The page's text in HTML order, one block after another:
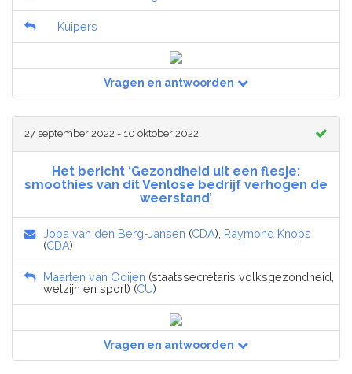
Kuipers
Vragen en antwoorden
27 september 2022 - 10 oktober 2022
Het bericht ‘Gezondheid uit een flesje:
smoothies van dit Venlose bedrijf verhogen de
weerstand’
Joba van den Berg-Jansen (CDA), Raymond Knops
(CDA)
Maarten van Ooijen (staatssecretaris volksgezondheid,
welzijn en sport) (CU)
Vragen en antwoorden